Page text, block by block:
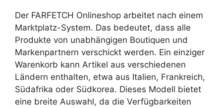
Der FARFETCH Onlineshop arbeitet nach einem
Marktplatz-System. Das bedeutet, dass alle
Produkte von unabhängigen Boutiquen und
Markenpartnern verschickt werden. Ein einziger
Warenkorb kann Artikel aus verschiedenen
Ländern enthalten, etwa aus Italien, Frankreich,
Südafrika oder Südkorea. Dieses Modell bietet
eine breite Auswahl, da die Verfügbarkeiten